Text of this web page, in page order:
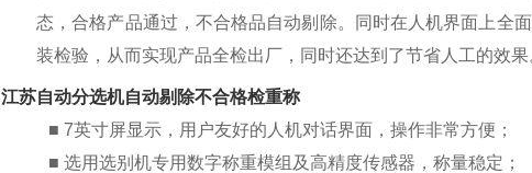
态，合格产品通过，不合格品自动剔除。同时在人机界面上全
装检验，从而实现产品全检出厂，同时还达到了节省人工的效果
江苏自动分选机自动剔除不合格检重称
■7英寸屏显示，用户友好的人机对话界面，操作非常方便；
■选用选别机专用数字称重模组及高精度传感器，称量稳定；